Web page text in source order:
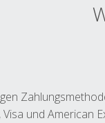
und American